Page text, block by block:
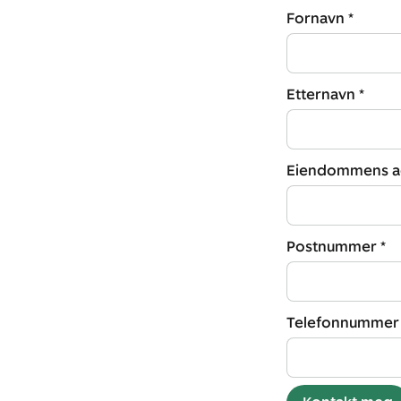
Fornavn *
Etternavn *
Eiendommens
Postnummer *
Telefonnummer